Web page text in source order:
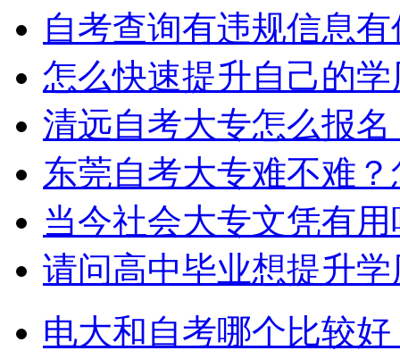
自考查询有违规信息
怎么快速提升自己的学
清远自考大专怎么报名
东莞自考大专难不难
当今社会大专文凭有
请问高中毕业想提升
电大和自考哪个比较好